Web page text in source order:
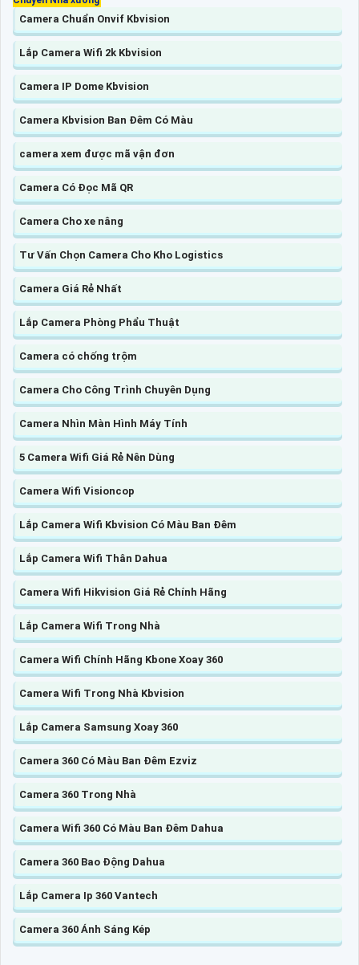
Camera Chuẩn Onvif Kbvision
Lắp Camera Wifi 2k Kbvision
Camera IP Dome Kbvision
Camera Kbvision Ban Đêm Có Màu
camera xem được mã vận đơn
Camera Có Đọc Mã QR
Camera Cho xe nâng
Tư Vấn Chọn Camera Cho Kho Logistics
Camera Giá Rẻ Nhất
Lắp Camera Phòng Phẩu Thuật
Camera có chống trộm
Camera Cho Công Trình Chuyên Dụng
Camera Nhìn Màn Hình Máy Tính
5 Camera Wifi Giá Rẻ Nên Dùng
Camera Wifi Visioncop
Lắp Camera Wifi Kbvision Có Màu Ban Đêm
Lắp Camera Wifi Thân Dahua
Camera Wifi Hikvision Giá Rẻ Chính Hãng
Lắp Camera Wifi Trong Nhà
Camera Wifi Chính Hãng Kbone Xoay 360
Camera Wifi Trong Nhà Kbvision
Lắp Camera Samsung Xoay 360
Camera 360 Có Màu Ban Đêm Ezviz
Camera 360 Trong Nhà
Camera Wifi 360 Có Màu Ban Đêm Dahua
Camera 360 Bao Động Dahua
Lắp Camera Ip 360 Vantech
Camera 360 Ánh Sáng Kép